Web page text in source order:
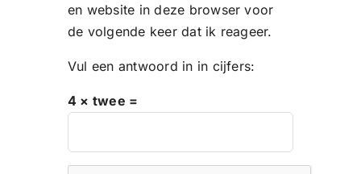
en website in deze browser voor
de volgende keer dat ik reageer.
Vul een antwoord in in cijfers:
4 × twee =